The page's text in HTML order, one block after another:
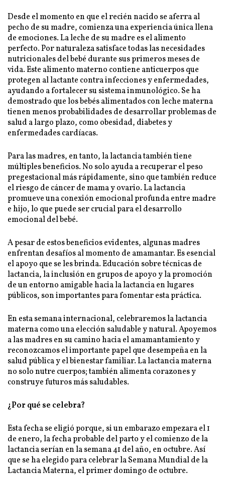
Desde el momento en que el recién nacido se aferra al
pecho de su madre, comienza una experiencia única llena
de emociones. La leche de su madre es el alimento
perfecto. Por naturaleza satisface todas las necesidades
nutricionales del bebé durante sus primeros meses de
vida. Este alimento materno contiene anticuerpos que
protegen al lactante contra infecciones y enfermedades,
ayudando a fortalecer su sistema inmunológico. Se ha
demostrado que los bebés alimentados con leche materna
tienen menos probabilidades de desarrollar problemas de
salud a largo plazo, como obesidad, diabetes y
enfermedades cardíacas.
Para las madres, en tanto, la lactancia también tiene
múltiples beneficios. No solo ayuda a recuperar el peso
pregestacional más rápidamente, sino que también reduce
el riesgo de cáncer de mama y ovario. La lactancia
promueve una conexión emocional profunda entre madre
e hijo, lo que puede ser crucial para el desarrollo
emocional del bebé.
A pesar de estos beneficios evidentes, algunas madres
enfrentan desafíos al momento de amamantar. Es esencial
el apoyo que se les brinda. Educación sobre técnicas de
lactancia, la inclusión en grupos de apoyo y la promoción
de un entorno amigable hacia la lactancia en lugares
públicos, son importantes para fomentar esta práctica.
En esta semana internacional, celebraremos la lactancia
materna como una elección saludable y natural. Apoyemos
a las madres en su camino hacia el amamantamiento y
reconozcamos el importante papel que desempeña en la
salud pública y el bienestar familiar. La lactancia materna
no solo nutre cuerpos; también alimenta corazones y
construye futuros más saludables.
¿Por qué se celebra?
Esta fecha se eligió porque, si un embarazo empezara el 1
de enero, la fecha probable del parto y el comienzo de la
lactancia serían en la semana 41 del año, en octubre. Así
que se ha elegido para celebrar la Semana Mundial de la
Lactancia Materna, el primer domingo de octubre.